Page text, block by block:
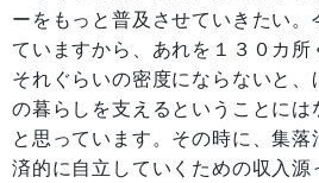
ーをもっと普及させていきたい。
ていますから、あれを１３０カ所
それぐらいの密度にならないと、
の暮らしを支えるということには
と思っています。その時に、集
済的に自立していくための収入源